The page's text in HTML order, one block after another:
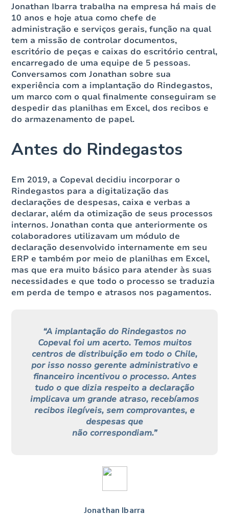
Jonathan Ibarra trabalha na empresa há mais de
10 anos e hoje atua como chefe de
administração e serviços gerais, função na qual
tem a missão de controlar documentos,
escritório de peças e caixas do escritório central,
encarregado de uma equipe de 5 pessoas.
Conversamos com Jonathan sobre sua
experiência com a implantação do Rindegastos,
um marco com o qual finalmente conseguiram se
despedir das planilhas em Excel, dos recibos e
do armazenamento de papel.
Antes do Rindegastos
Em 2019, a Copeval decidiu incorporar o
Rindegastos para a digitalização das
declarações de despesas, caixa e verbas a
declarar, além da otimização de seus processos
internos. Jonathan conta que anteriormente os
colaboradores utilizavam um módulo de
declaração desenvolvido internamente em seu
ERP e também por meio de planilhas em Excel,
mas que era muito básico para atender às suas
necessidades e que todo o processo se traduzia
em perda de tempo e atrasos nos pagamentos.
“A implantação do Rindegastos no
Copeval foi um acerto. Temos muitos
centros de distribuição em todo o Chile,
por isso nosso gerente administrativo e
financeiro incentivou o processo. Antes
tudo o que dizia respeito a declaração
implicava um grande atraso, recebíamos
recibos ilegíveis, sem comprovantes, e
despesas que
não correspondiam.”
Jonathan Ibarra